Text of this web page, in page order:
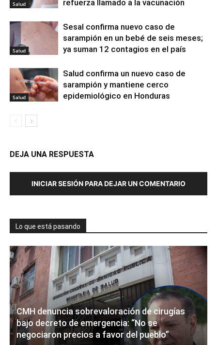
Salud refuerza llamado a la vacunación
Salud
Sesal confirma nuevo caso de
sarampión en un bebé de seis meses;
ya suman 12 contagios en el país
Salud
Salud confirma un nuevo caso de
sarampión y mantiene cerco
epidemiológico en Honduras
DEJA UNA RESPUESTA
INICIAR SESIÓN PARA DEJAR UN COMENTARIO
Lo que está pasando
CMH denuncia sobrevaloración de cirugías
bajo decreto de emergencia: “No se
negociaron precios a favor del pueblo”